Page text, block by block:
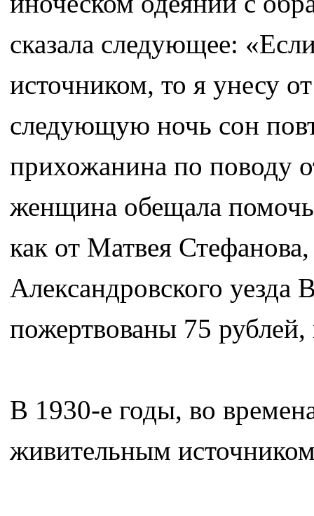
сказала следующее:
источником, то я унесу
следующую ночь сон
прихожанина по поводу
женщина обещала
как от Матвея
Александровского
пожертвованы 75 рублей,
В 1930-е годы, во
живительным